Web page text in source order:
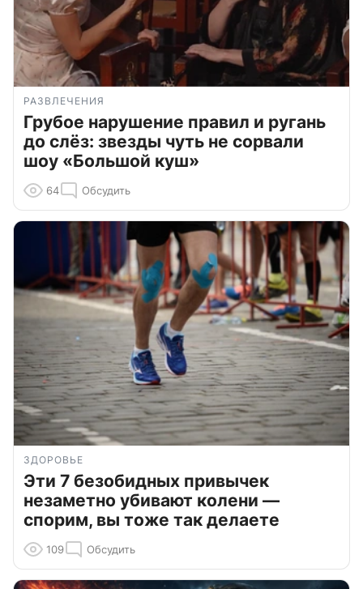
РАЗВЛЕЧЕНИЯ
Грубое нарушение правил и ругань
до слёз: звезды чуть не сорвали
шоу «Большой куш»
64 Обсудить
ЗДОРОВЬЕ
Эти 7 безобидных привычек
незаметно убивают колени —
спорим, вы тоже так делаете
109 Обсудить